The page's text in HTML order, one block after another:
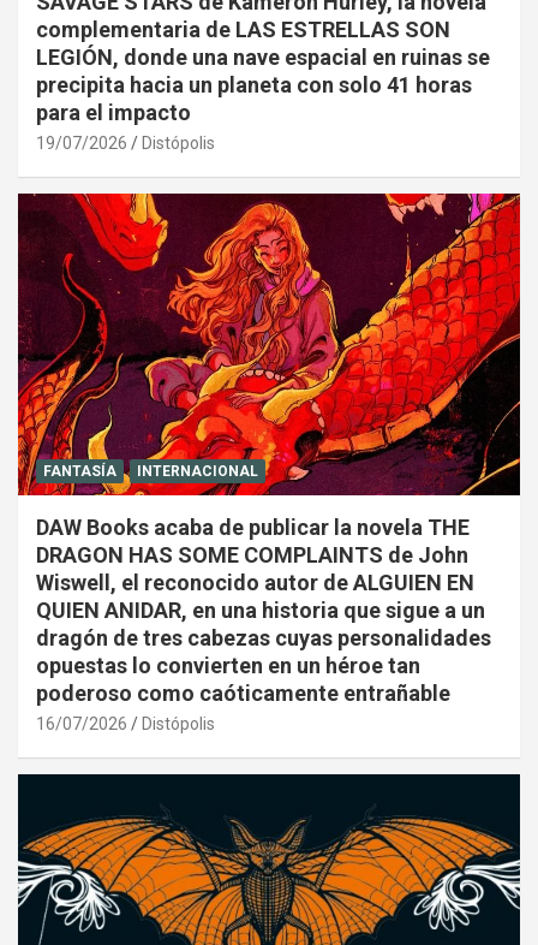
complementaria de LAS ESTRELLAS SON
LEGIÓN, donde una nave espacial en ruinas se
precipita hacia un planeta con solo 41 horas
para el impacto
19/07/2026 Distópolis
FANTASÍA INTERNACIONAL
DAW Books acaba de publicar la novela THE
DRAGON HAS SOME COMPLAINTS de John
Wiswell, el reconocido autor de ALGUIEN EN
QUIEN ANIDAR, en una historia que sigue a un
dragón de tres cabezas cuyas personalidades
opuestas lo convierten en un héroe tan
poderoso como caóticamente entrañable
16/07/2026 Distópolis